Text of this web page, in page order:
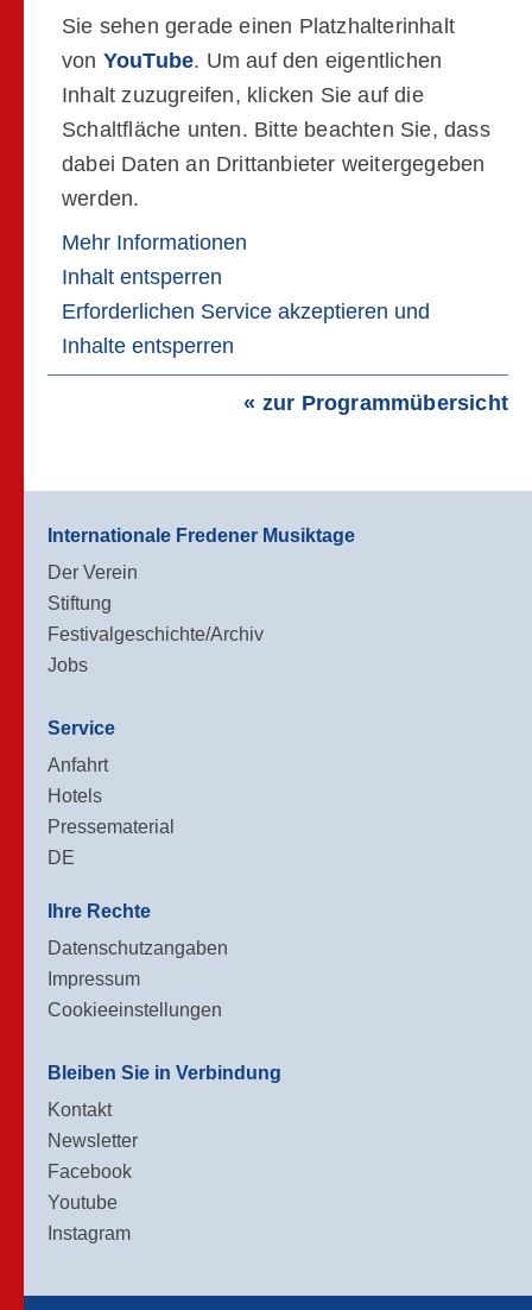
Sie sehen gerade einen Platzhalterinhalt
von YouTube. Um auf den eigentlichen
Inhalt zuzugreifen, klicken Sie auf die
Schaltfläche unten. Bitte beachten Sie, dass
dabei Daten an Drittanbieter weitergegeben
werden.
Mehr Informationen
Inhalt entsperren
Erforderlichen Service akzeptieren und
Inhalte entsperren
« zur Programmübersicht
Internationale Fredener Musiktage
Der Verein
Stiftung
Festivalgeschichte/Archiv
Jobs
Service
Anfahrt
Hotels
Pressematerial
DE
Ihre Rechte
Datenschutzangaben
Impressum
Cookieeinstellungen
Bleiben Sie in Verbindung
Kontakt
Newsletter
Facebook
Youtube
Instagram